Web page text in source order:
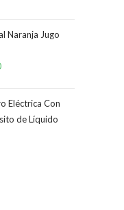
Naranja Jugo
El
actual
es:
Eléctrica Con
de Líquido